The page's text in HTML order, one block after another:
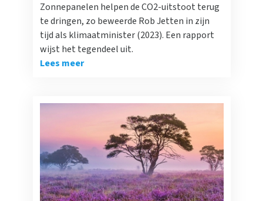
Zonnepanelen helpen de CO2-uitstoot terug
te dringen, zo beweerde Rob Jetten in zijn
tijd als klimaatminister (2023). Een rapport
wijst het tegendeel uit.
Lees meer